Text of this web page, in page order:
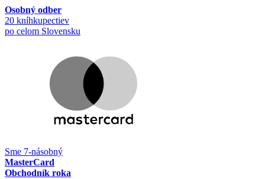
Osobný odber
20 kníhkupectiev
po celom Slovensku
Sme 7-násobný
MasterCard
Obchodník roka